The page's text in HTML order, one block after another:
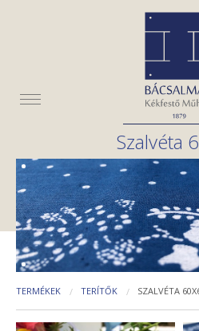
Szalvéta
TERMÉKEK TERÍTŐK SZALVÉTA